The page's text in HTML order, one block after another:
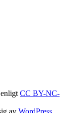
CC BY-NC-